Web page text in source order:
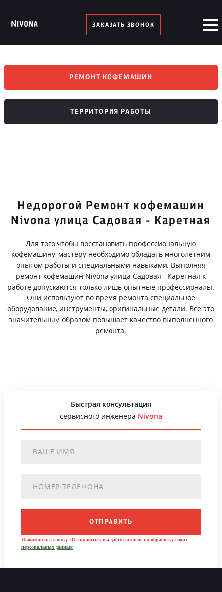
ЗАКАЗАТЬ ЗВОНОК
РЕМОНТ КОФЕМАШИН
ТЕРРИТОРИЯ РАБОТЫ
Недорогой Ремонт кофемашин
Nivona улица Садовая - Каретная
Для того чтобы восстановить профессиональную
кофемашину, мастеру необходимо обладать многолетним
опытом работы и специальными навыками. Выполняя
ремонт кофемашин Nivona улица Садовая - Каретная к
работе допускаются только лишь опытные профессионалы.
Они используют во время ремонта специальное
оборудование, инструменты, оригинальные детали. Все это
значительным образом повышает качество выполненного
ремонта.
Быстрая консультация
сервисного инженера Nivona
ОТПРАВИТЬ
Нажимая на кнопку «Отправить», вы даете согласие на обработку своих
персональных данных